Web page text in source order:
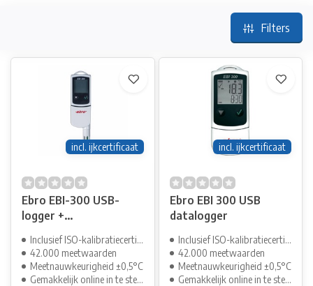
Filters
incl. ijkcertificaat
Ebro EBI-300 USB-
logger +
Inclusief ISO-kalibratiecertificaat
42.000 meetwaarden
Meetnauwkeurigheid ±0,5°C
Gemakkelijk online in te stellen
incl. ijkcertificaat
Ebro EBI 300 USB
datalogger
Inclusief ISO-kalibratiecertificaat
42.000 meetwaarden
Meetnauwkeurigheid ±0,5°C
Gemakkelijk online in te stellen